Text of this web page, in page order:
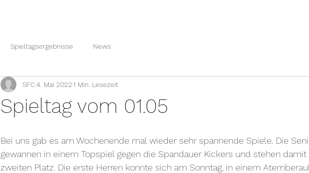
Spieltagsergebnisse News
Spieltag vom 01.05
SFC4. Mai 20221 Min. Lesezeit
Bei uns gab es am Wochenende mal wieder sehr spannende Spiele. Die
gewannen in einem Topspiel gegen die Spandauer Kickers und stehen
zweiten Platz. Die erste Herren konnte sich am Sonntag, in einem